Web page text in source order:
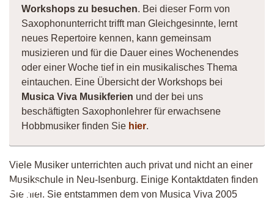
Workshops zu besuchen. Bei dieser Form von
Saxophonunterricht trifft man Gleichgesinnte, lernt
neues Repertoire kennen, kann gemeinsam
musizieren und für die Dauer eines Wochenendes
oder einer Woche tief in ein musikalisches Thema
eintauchen. Eine Übersicht der Workshops bei
Musica Viva Musikferien und der bei uns
beschäftigten Saxophonlehrer für erwachsene
Hobbmusiker finden Sie hier.
Viele Musiker unterrichten auch privat und nicht an einer
Musikschule in Neu-Isenburg. Einige Kontaktdaten finden
Sie hier. Sie entstammen dem von Musica Viva 2005
Dipl.-